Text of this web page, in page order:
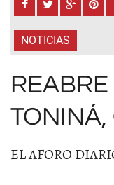
NOTICIAS
TONINÁ,
EL AFORO